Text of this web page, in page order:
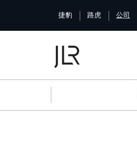
i
n
捷豹 路虎 公司